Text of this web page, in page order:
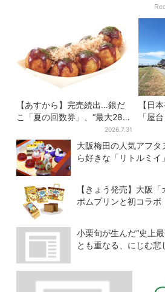
【あすから】完売続出…銀だ
こ「夏の回数券」、“最大2811
2026.7.31
【日
「屋
しゃ
22店舗
大阪梅田の人気アフ
ら好きな「リトルミ
【きょう発売】大阪
ポムプリンと初コラ
小栗旬が生んだ“史上
とも重なる、にじむ悲